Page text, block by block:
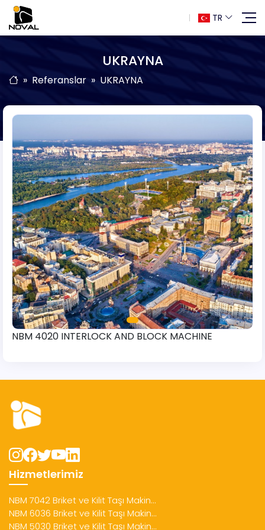
TR
UKRAYNA
Referanslar UKRAYNA
NBM 4020 INTERLOCK AND BLOCK MACHINE
Hizmetlerimiz
NBM 7042 Briket ve Kilit Taşı Makin...
NBM 6036 Briket ve Kilit Taşı Makin...
NBM 5030 Briket ve Kilit Taşı Makin...